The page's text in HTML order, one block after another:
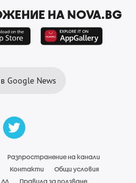
НА NOVA.BG
Google News
Разпространение на канали
Контакти
Общи условия
Правила за ползване